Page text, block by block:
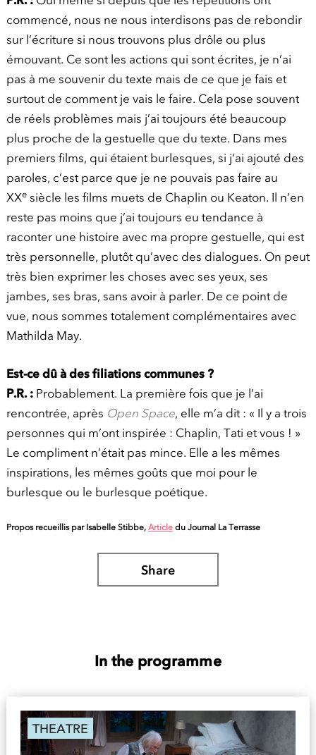
commencé, nous ne nous interdisons pas de rebondir
sur l’écriture si nous trouvons plus drôle ou plus
émouvant. Ce sont les actions qui sont écrites, je n’ai
pas à me souvenir du texte mais de ce que je fais et
surtout de comment je vais le faire. Cela pose souvent
de réels problèmes mais j’ai toujours été beaucoup
plus proche de la gestuelle que du texte. Dans mes
premiers films, qui étaient burlesques, si j’ai ajouté des
paroles, c’est parce que je ne pouvais pas faire au
XXesiècle les films muets de Chaplin ou Keaton. Il n’en
reste pas moins que j’ai toujours eu tendance à
raconter une histoire avec ma propre gestuelle, qui est
très personnelle, plutôt qu’avec des dialogues. On peut
très bien exprimer les choses avec ses yeux, ses
jambes, ses bras, sans avoir à parler. De ce point de
vue, nous sommes totalement complémentaires avec
Mathilda May.
Est-ce dû à des filiations communes ?
P.R. : Probablement. La première fois que je l’ai
rencontrée, après Open Space, elle m’a dit : « Il y a trois
personnes qui m’ont inspirée : Chaplin, Tati et vous ! »
Le compliment n’était pas mince. Elle a les mêmes
inspirations, les mêmes goûts que moi pour le
burlesque ou le burlesque poétique.
Propos recueillis par Isabelle Stibbe, Articledu Journal La Terrasse
Share
In the programme
THEATRE